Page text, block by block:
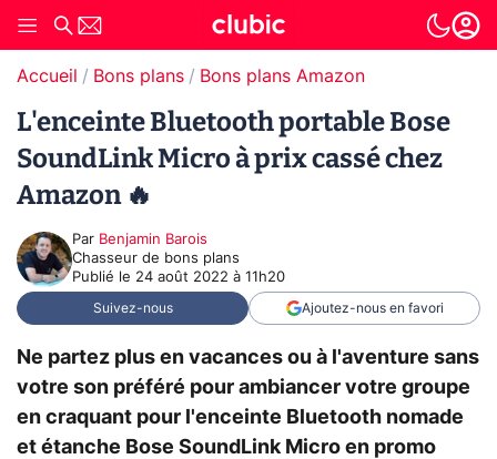
Accueil Bons plans Bons plans Amazon
L'enceinte Bluetooth portable Bose
SoundLink Micro à prix cassé chez
Amazon 🔥
Par Benjamin Barois
Chasseur de bons plans
Publié le 24 août 2022 à 11h20
Suivez-nous Ajoutez-nous en favori
Ne partez plus en vacances ou à l'aventure sans
votre son préféré pour ambiancer votre groupe
en craquant pour l'enceinte Bluetooth nomade
et étanche Bose SoundLink Micro en promo